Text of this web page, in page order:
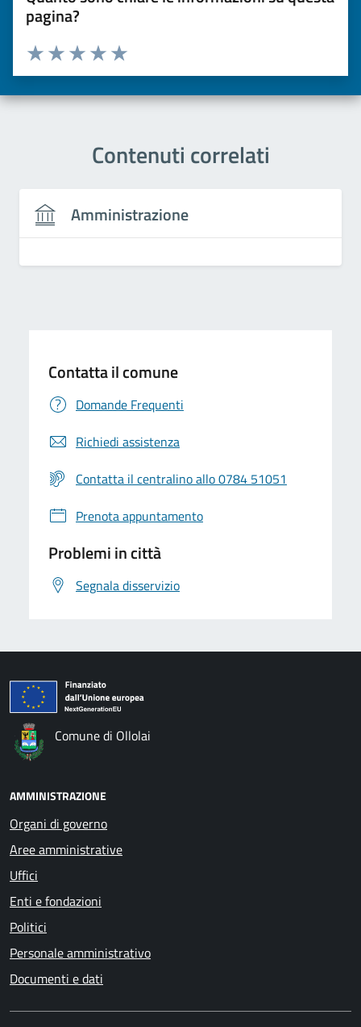
pagina?
Valuta da 1 a 5 stelle la pagina
Valuta 5 stelle su 5
Valuta 4 stelle su 5
Valuta 3 stelle su 5
Valuta 2 stelle su 5
Valuta una stella su 5
Contenuti correlati
Amministrazione
Contatta il comune
Domande Frequenti
Richiedi assistenza
Contatta il centralino allo 0784 51051
Prenota appuntamento
Problemi in città
Segnala disservizio
Comune di Ollolai
AMMINISTRAZIONE
Organi di governo
Aree amministrative
Uffici
Enti e fondazioni
Politici
Personale amministrativo
Documenti e dati